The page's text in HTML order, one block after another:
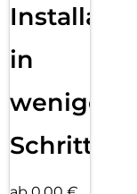
Installation
in
wenigen
Schritten